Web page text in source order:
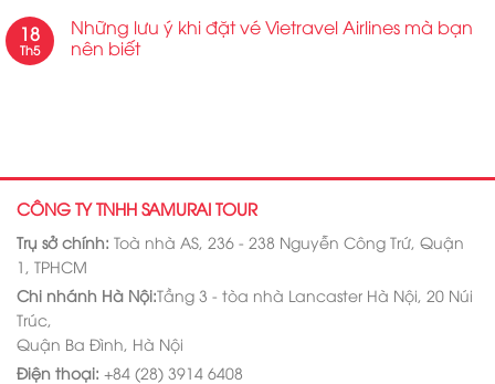
18
Th5
Những lưu ý khi đặt vé Vietravel Airlines mà bạn
nên biết
CÔNG TY TNHH SAMURAI TOUR
Trụ sở chính: Toà nhà AS, 236 - 238 Nguyễn Công Trứ, Quận
1, TPHCM
Chi nhánh Hà Nội:Tầng 3 - tòa nhà Lancaster Hà Nội, 20 Núi
Trúc,
Quận Ba Đình, Hà Nội
Điện thoại: +84 (28) 3914 6408